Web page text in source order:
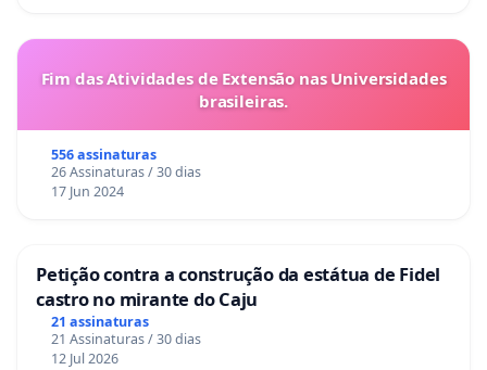
Fim das Atividades de Extensão nas Universidades
brasileiras.
556 assinaturas
26 Assinaturas / 30 dias
17 Jun 2024
Petição contra a construção da estátua de Fidel
castro no mirante do Caju
21 assinaturas
21 Assinaturas / 30 dias
12 Jul 2026